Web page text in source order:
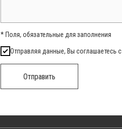
* Поля, обязательные для заполнения
Отправляя данные, Вы соглашаетесь с
Отправить